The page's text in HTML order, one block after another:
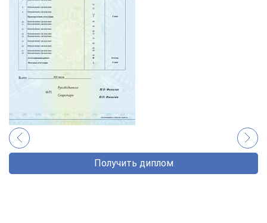
Получить диплом